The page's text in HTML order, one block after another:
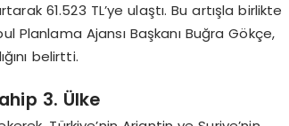
61.523 TL’ye ulaştı. Bu artışla birlikte
Planlama Ajansı Başkanı Buğra Gökçe,
belirtti.
3. Ülke